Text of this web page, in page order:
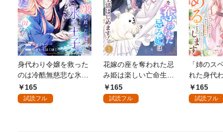
身代わり令嬢を救った
のは冷酷無慈悲な氷の
王子の愛でした１
165
試読フル
花嫁の座を奪われた忌
み姫は楽しい亡命生活
はじめます！１
165
試読フル
「姉のス
れた身代
今日でや
ます～辺
165
試読フル